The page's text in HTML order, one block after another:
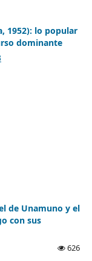
1952): lo popular
dominante
de Unamuno y el
con sus
626